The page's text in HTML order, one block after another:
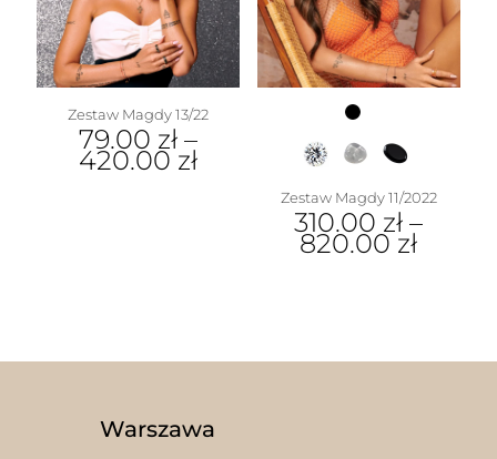
Zestaw Magdy 13/22
79.00 zł –
420.00 zł
Zestaw Magdy 11/2022
310.00 zł –
820.00 zł
Warszawa